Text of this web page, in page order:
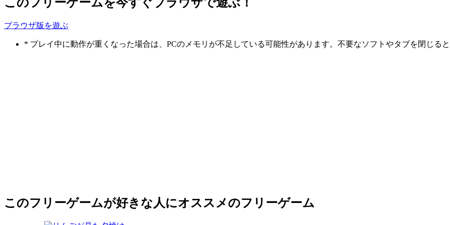
ブラウザ版を遊ぶ
* プレイ中に動作が重くなった場合は、PCのメモリが不足している可能性があります。不要なソフトやタブを閉じると
このフリーゲームが好きな人にオススメのフリーゲーム